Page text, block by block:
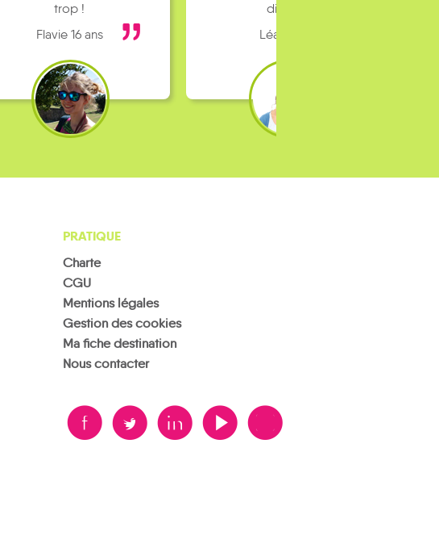
trop !
Flavie 16 ans
dispo…
Léa 16 ans
PRATIQUE
Charte
CGU
Mentions légales
Gestion des cookies
Ma fiche destination
Nous contacter
B A D F V